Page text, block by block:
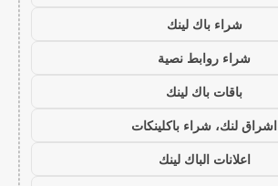
شراء باك لينك
شراء روابط نصية
باقات باك لينك
اشراق لنك، شراء باكلينكات
اعلانات الباك لينك